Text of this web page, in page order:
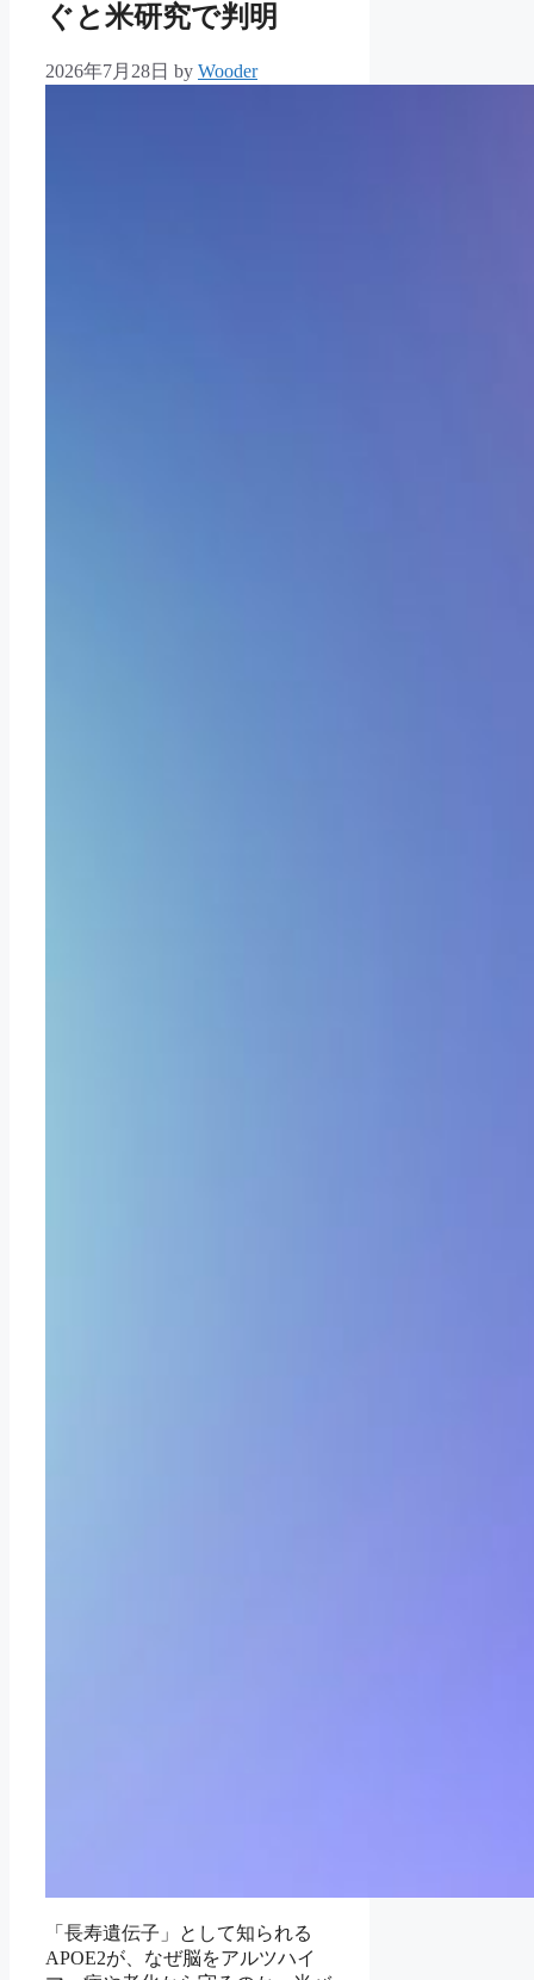
ぐと米研究で判明
2026年7月28日 by Wooder
「長寿遺伝子」として知られる
APOE2が、なぜ脳をアルツハイ